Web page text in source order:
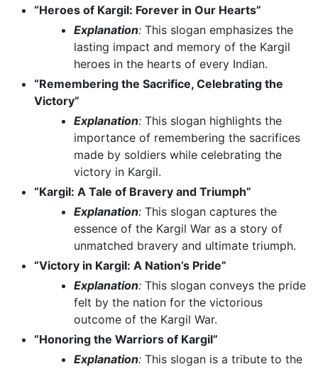
“Heroes of Kargil: Forever in Our Hearts”
Explanation: This slogan emphasizes the
lasting impact and memory of the Kargil
heroes in the hearts of every Indian.
“Remembering the Sacrifice, Celebrating the
Victory”
Explanation: This slogan highlights the
importance of remembering the sacrifices
made by soldiers while celebrating the
victory in Kargil.
“Kargil: A Tale of Bravery and Triumph”
Explanation: This slogan captures the
essence of the Kargil War as a story of
unmatched bravery and ultimate triumph.
“Victory in Kargil: A Nation’s Pride”
Explanation: This slogan conveys the pride
felt by the nation for the victorious
outcome of the Kargil War.
“Honoring the Warriors of Kargil”
Explanation: This slogan is a tribute to the